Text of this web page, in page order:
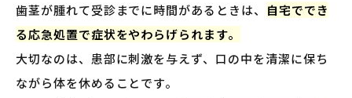
歯茎が腫れて受診までに時間があるときは、
自宅ででき
る応急処置で症状をやわらげられます。
大切なのは、患部に刺激を与えず、口の中を清潔に保ち
ながら体を休めることです。